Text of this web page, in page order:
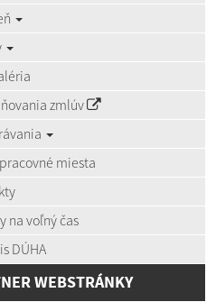
zmlúv
miesta
na voľný čas
DÚHA
WEBSTRÁNKY